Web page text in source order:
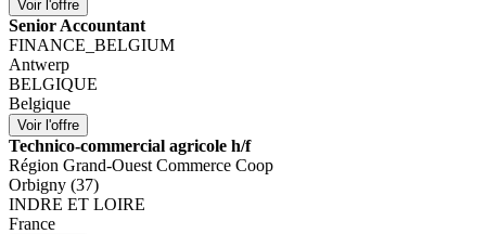
Senior Accountant
FINANCE_BELGIUM
Antwerp
BELGIQUE
Belgique
Technico-commercial agricole h/f
Région Grand-Ouest Commerce Coop
Orbigny (37)
INDRE ET LOIRE
France